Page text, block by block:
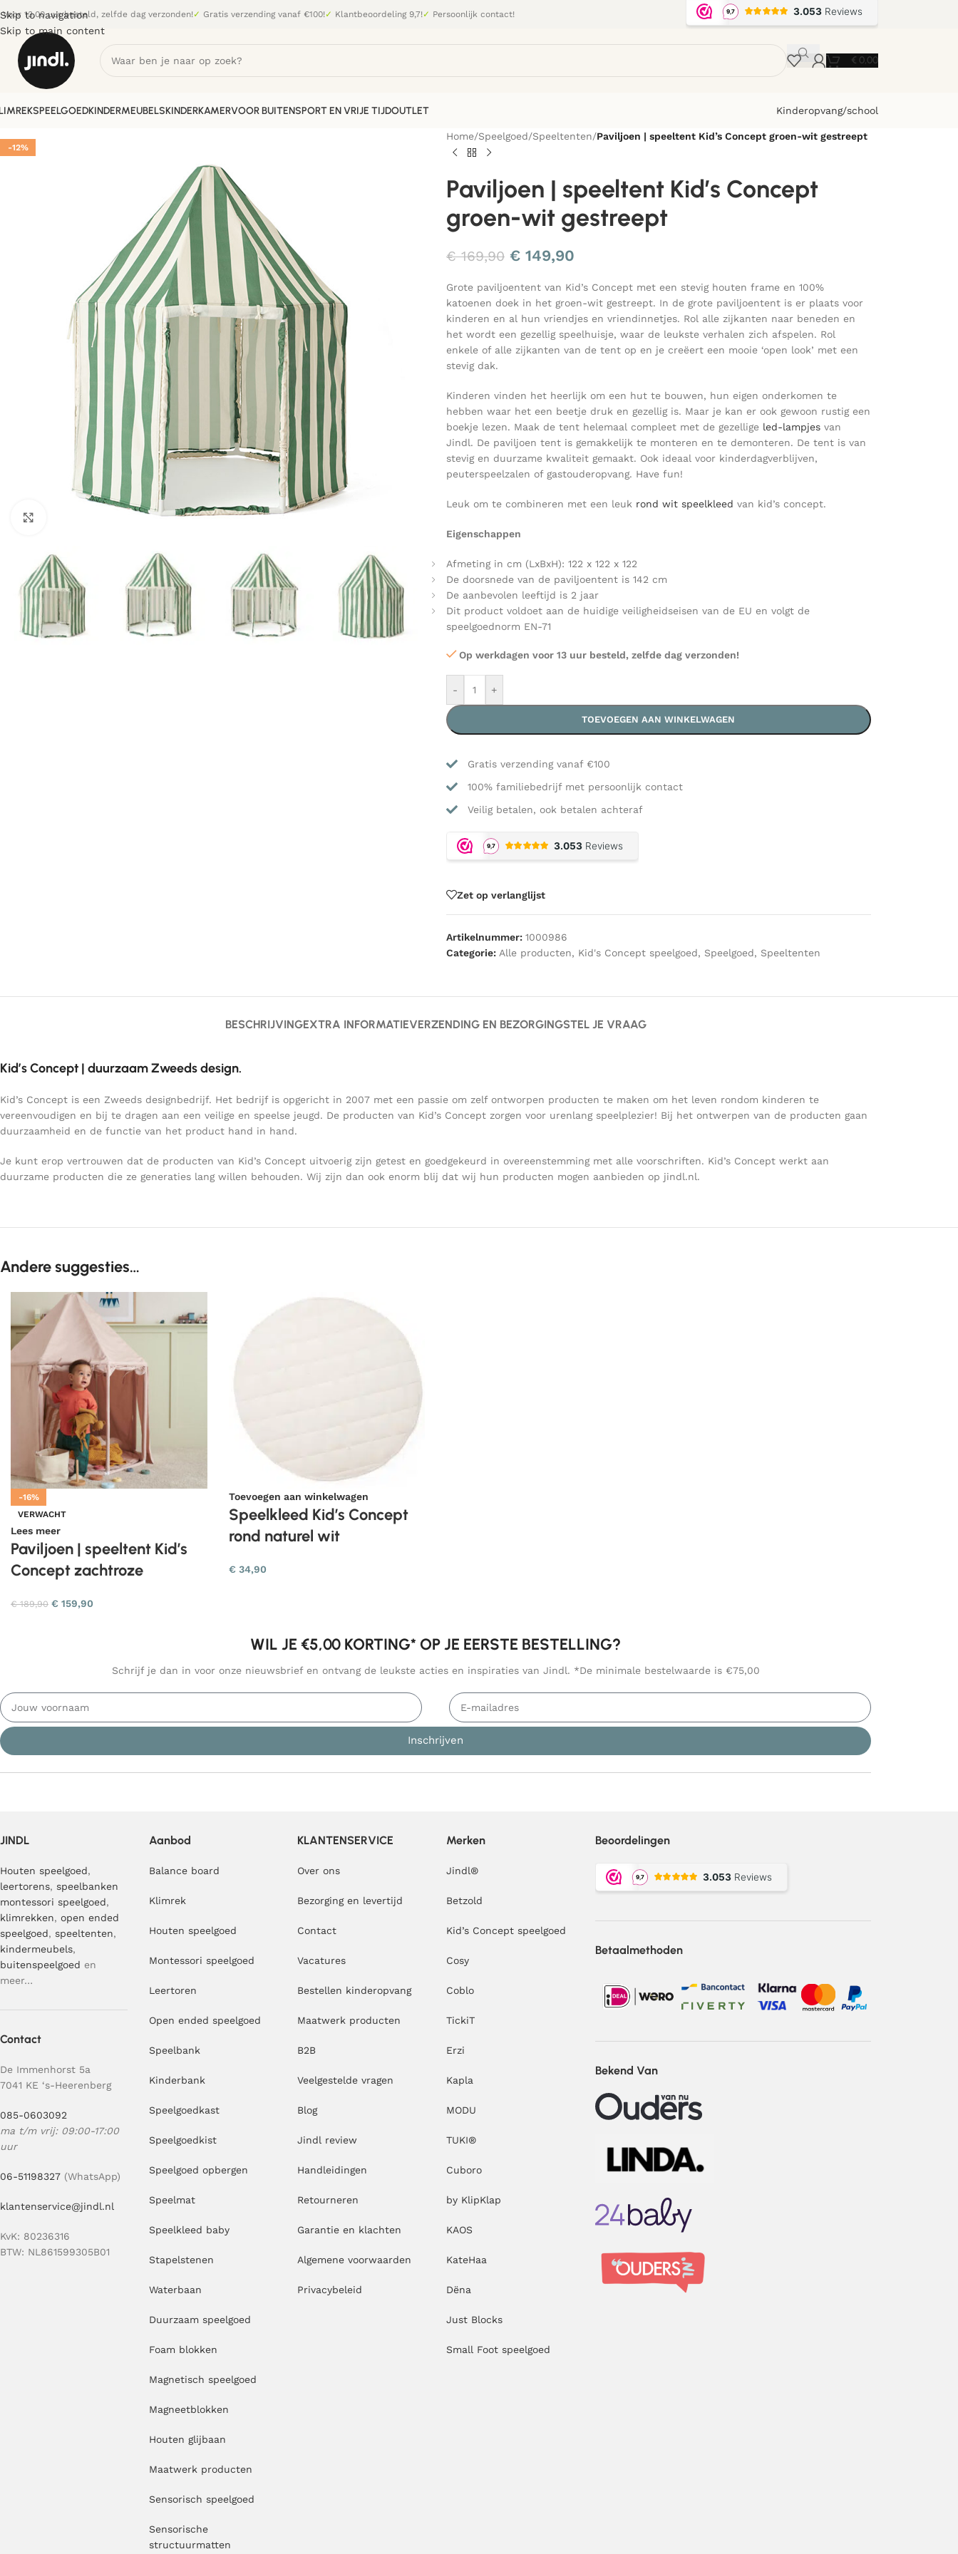
Skip to navigation
Skip to main content
Voor 13.00 uur besteld, zelfde dag verzonden!✓ Gratis verzending vanaf €100!✓ Klantbeoordeling 9,7!✓ Persoonlijk contact!
€ 0,00
SPEELGOEDKINDERMEUBELSKINDERKAMERVOOR BUITENSPORT EN VRIJE TIJDOUTLET Kinderopvang/school
-12%
Home/Speelgoed/Speeltenten/Paviljoen | speeltent Kid’s Concept groen-wit gestreept
Paviljoen | speeltent Kid’s Concept
groen-wit gestreept
€169,90 €149,90
Grote paviljoentent van Kid’s Concept met een stevig houten frame en 100%
katoenen doek in het groen-wit gestreept. In de grote paviljoentent is er plaats voor
kinderen en al hun vriendjes en vriendinnetjes. Rol alle zijkanten naar beneden en
het wordt een gezellig speelhuisje, waar de leukste verhalen zich afspelen. Rol
enkele of alle zijkanten van de tent op en je creëert een mooie ‘open look’ met een
stevig dak.
Kinderen vinden het heerlijk om een ​​hut te bouwen, hun eigen onderkomen te
hebben waar het een beetje druk en gezellig is. Maar je kan er ook gewoon rustig een
boekje lezen. Maak de tent helemaal compleet met de gezellige led-lampjesvan
Jindl. De paviljoen tent is gemakkelijk te monteren en te demonteren. De tent is van
stevig en duurzame kwaliteit gemaakt. Ook ideaal voor kinderdagverblijven,
peuterspeelzalen of gastouderopvang. Have fun!
Leuk om te combineren met een leuk rond wit speelkleed van kid’s concept.
Eigenschappen
Afmeting in cm (LxBxH): 122 x 122 x 122
De doorsnede van de paviljoentent is 142 cm
De aanbevolen leeftijd is 2 jaar
Dit product voldoet aan de huidige veiligheidseisen van de EU en volgt de
speelgoednorm EN-71
Op werkdagen voor 13 uur besteld, zelfde dag verzonden!
- +
TOEVOEGEN AAN WINKELWAGEN
Gratis verzending vanaf €100
100% familiebedrijf met persoonlijk contact
Veilig betalen, ook betalen achteraf
Zet op verlanglijst
Artikelnummer: 1000986
Categorie: Alle producten, Kid's Concept speelgoed, Speelgoed, Speeltenten
BESCHRIJVINGEXTRA INFORMATIEVERZENDING EN BEZORGINGSTEL JE VRAAG
Kid’s Concept | duurzaam Zweeds design.
Kid’s Concept is een Zweeds designbedrijf. Het bedrijf is opgericht in 2007 met een passie om zelf ontworpen producten te maken om het leven rondom kinderen te
vereenvoudigen en bij te dragen aan een veilige en speelse jeugd. De producten van Kid’s Concept zorgen voor urenlang speelplezier! Bij het ontwerpen van de producten gaan
duurzaamheid en de functie van het product hand in hand.
Je kunt erop vertrouwen dat de producten van Kid’s Concept uitvoerig zijn getest en goedgekeurd in overeenstemming met alle voorschriften. Kid’s Concept werkt aan
duurzame producten die ze generaties lang willen behouden. Wij zijn dan ook enorm blij dat wij hun producten mogen aanbieden op jindl.nl.
Andere suggesties…
-16%
VERWACHT
Lees meer
Paviljoen | speeltent Kid’s
Concept zachtroze
€189,90 € 159,90
Toevoegen aan winkelwagen
Speelkleed Kid’s Concept
rond naturel wit
€ 34,90
WIL JE €5,00 KORTING* OP JE EERSTE BESTELLING?
Schrijf je dan in voor onze nieuwsbrief en ontvang de leukste acties en inspiraties van Jindl. *De minimale bestelwaarde is €75,00
Inschrijven
JINDL
Houten speelgoed,
leertorens, speelbanken
montessori speelgoed,
klimrekken, open ended
speelgoed, speeltenten,
kindermeubels,
buitenspeelgoed en
meer…
Contact
De Immenhorst 5a
7041 KE ‘s-Heerenberg
085-0603092
ma t/m vrij: 09:00-17:00
uur
06-51198327 (WhatsApp)
klantenservice@jindl.nl
KvK: 80236316
BTW: NL861599305B01
Aanbod
Balance board
Klimrek
Houten speelgoed
Montessori speelgoed
Leertoren
Open ended speelgoed
Speelbank
Kinderbank
Speelgoedkast
Speelgoedkist
Speelgoed opbergen
Speelmat
Speelkleed baby
Stapelstenen
Waterbaan
Duurzaam speelgoed
Foam blokken
Magnetisch speelgoed
Magneetblokken
Houten glijbaan
Maatwerk producten
Sensorisch speelgoed
Sensorische
structuurmatten
KLANTENSERVICE
Over ons
Bezorging en levertijd
Contact
Vacatures
Bestellen kinderopvang
Maatwerk producten
B2B
Veelgestelde vragen
Blog
Jindl review
Handleidingen
Retourneren
Garantie en klachten
Algemene voorwaarden
Privacybeleid
Merken
Jindl®
Betzold
Kid’s Concept speelgoed
Cosy
Coblo
TickiT
Erzi
Kapla
MODU
TUKI®
Cuboro
by KlipKlap
KAOS
KateHaa
Dëna
Just Blocks
Small Foot speelgoed
Beoordelingen
Betaalmethoden
Bekend Van